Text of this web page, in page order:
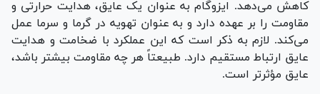
کاهش می‌دهد. ایزوگام به عنوان یک عایق، هدایت حرارتی و
مقاومت را بر عهده دارد و به عنوان تهویه در گرما و سرما عمل
می‌کند. لازم به ذکر است که این عملکرد با ضخامت و هدایت
عایق ارتباط مستقیم دارد. طبیعتاً هر چه مقاومت بیشتر باشد،
عایق مؤثرتر است.